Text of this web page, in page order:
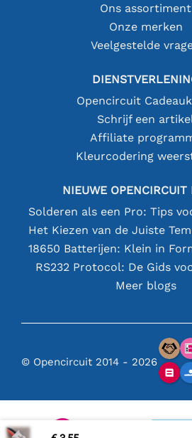
Ons assortiment
Onze merken
Veelgestelde
Opencircuit
Schrijf een artikel
Affiliate
Kleurcodering
NIEUWE OPENCIRCUIT
RS232 Protocol: De Gids
Meer blogs
© Opencircuit 2014 - 2026